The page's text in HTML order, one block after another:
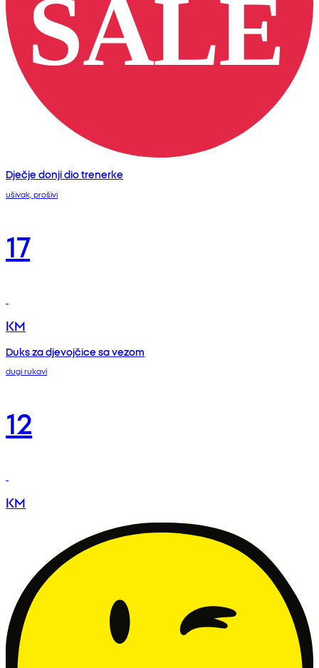
Dječje donji dio trenerke
ušivak, prošivi
17
KM
Duks za djevojčice sa vezom
dugi rukavi
12
KM